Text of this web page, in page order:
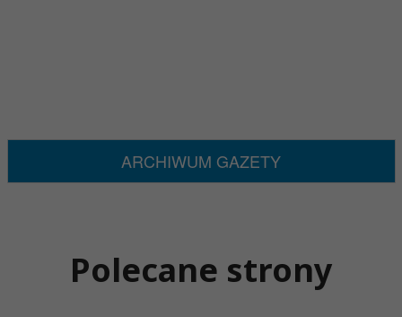
ARCHIWUM GAZETY
Polecane strony